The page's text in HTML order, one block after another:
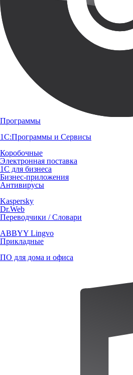
Программы
1С:Программы и Сервисы
Коробочные
Электронная поставка
1С для бизнеса
Бизнес-приложения
Антивирусы
Kaspersky
Dr.Web
Переводчики / Словари
ABBYY Lingvo
Прикладные
ПО для дома и офиса